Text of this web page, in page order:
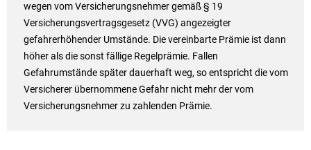
wegen vom Versicherungsnehmer gemäß § 19
Versicherungsvertragsgesetz (VVG) angezeigter
gefahrerhöhender Umstände. Die vereinbarte Prämie ist dann
höher als die sonst fällige Regelprämie. Fallen
Gefahrumstände später dauerhaft weg, so entspricht die vom
Versicherer übernommene Gefahr nicht mehr der vom
Versicherungsnehmer zu zahlenden Prämie.